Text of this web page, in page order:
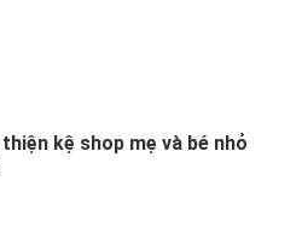
kệ shop mẹ và bé nhỏ